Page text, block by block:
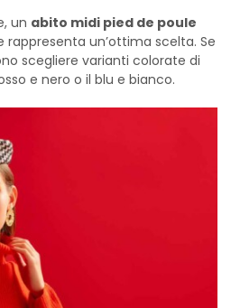
un abito midi pied de poule
un’ottima scelta. Se
scegliere varianti colorate di
e nero o il blu e bianco.